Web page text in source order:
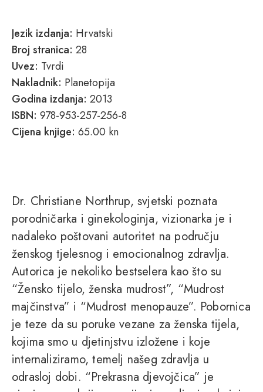
Jezik izdanja: Hrvatski
Broj stranica: 28
Uvez: Tvrdi
Nakladnik: Planetopija
Godina izdanja: 2013
ISBN: 978-953-257-256-8
Cijena knjige: 65.00 kn
Dr. Christiane Northrup, svjetski poznata
porodničarka i ginekologinja, vizionarka je i
nadaleko poštovani autoritet na području
ženskog tjelesnog i emocionalnog zdravlja.
Autorica je nekoliko bestselera kao što su
“Žensko tijelo, ženska mudrost”, “Mudrost
majčinstva” i “Mudrost menopauze”. Pobornica
je teze da su poruke vezane za ženska tijela,
kojima smo u djetinjstvu izložene i koje
internaliziramo, temelj našeg zdravlja u
odrasloj dobi. “Prekrasna djevojčica” je